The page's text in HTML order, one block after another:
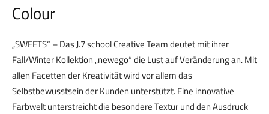
Colour
„SWEETS“ – Das J.7 school Creative Team deutet mit ihrer
Fall/Winter Kollektion „newego“ die Lust auf Veränderung an. Mit
allen Facetten der Kreativität wird vor allem das
Selbstbewusstsein der Kunden unterstützt. Eine innovative
Farbwelt unterstreicht die besondere Textur und den Ausdruck